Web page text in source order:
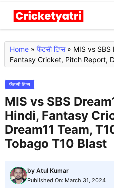
Skip
content
Home » फैंटसी टिप्स» MIS vs SBS
Fantasy Cricket, Pitch Report,
Dream11 Tobago T10 Blast
फैंटसी टिप्स
MIS vs SBS
Hindi, Fantasy
Dream11 Team,
Tobago T10 Blast
by Atul Kumar
Published On: March 31, 2024